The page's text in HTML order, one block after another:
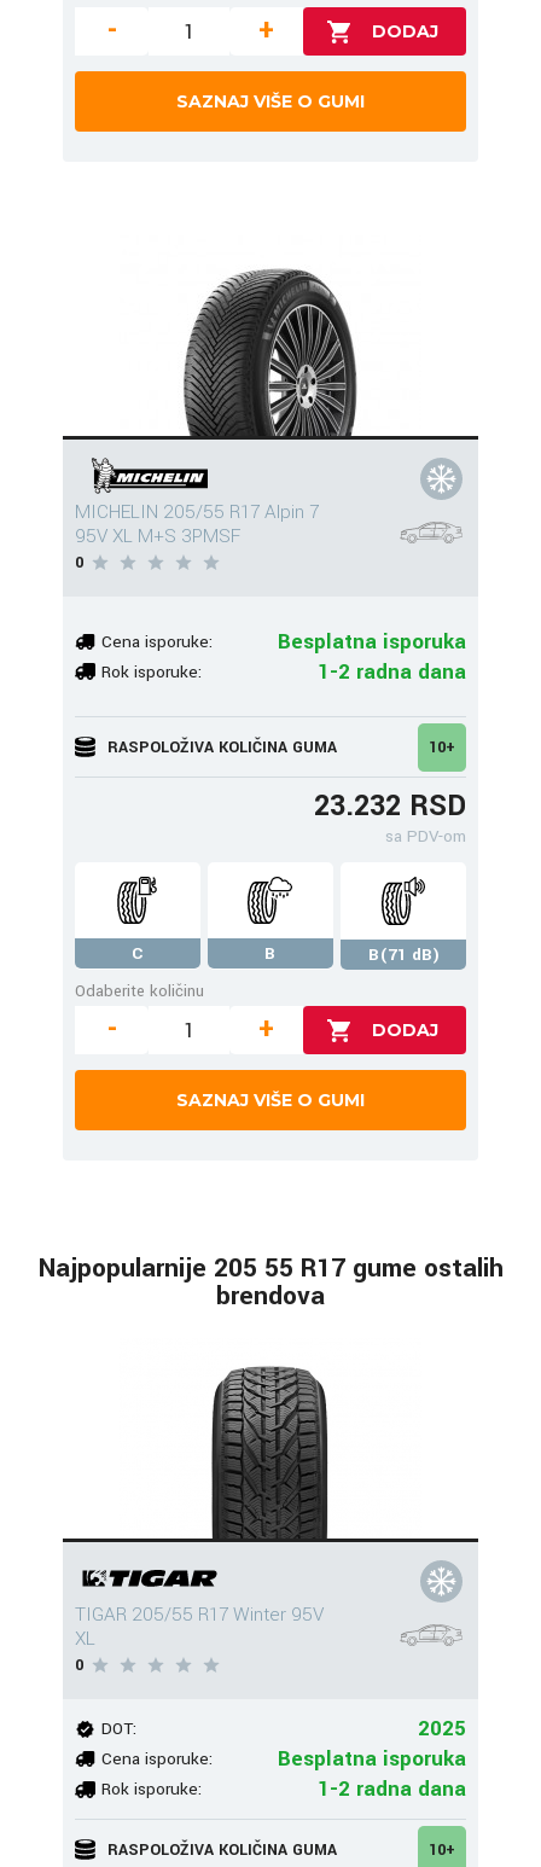
- +
SAZNAJ VIŠE O GUMI
MICHELIN 205/55 R17 Alpin 7
95V XL M+S 3PMSF
0
Cena isporuke: Besplatna isporuka
Rok isporuke: 1-2 radna dana
RASPOLOŽIVA KOLIČINA GUMA 10+
23.232 RSD
sa PDV-om
C B
B(71 dB)
Odaberite količinu
- +
SAZNAJ VIŠE O GUMI
Najpopularnije 205 55 R17 gume ostalih
brendova
TIGAR 205/55 R17 Winter 95V
XL
0
DOT: 2025
Cena isporuke: Besplatna isporuka
Rok isporuke: 1-2 radna dana
RASPOLOŽIVA KOLIČINA GUMA 10+